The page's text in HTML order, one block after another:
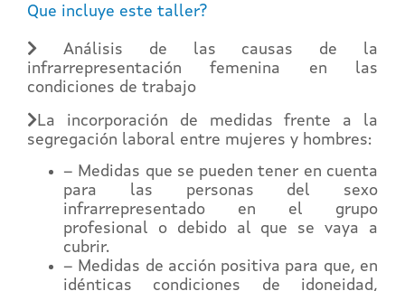
Que incluye este taller?
Análisis de las causas de la
infrarrepresentación femenina en las
condiciones de trabajo
La incorporación de medidas frente a la
segregación laboral entre mujeres y hombres:
– Medidas que se pueden tener en cuenta
para las personas del sexo
infrarrepresentado en el grupo
profesional o debido al que se vaya a
cubrir.
– Medidas de acción positiva para que, en
idénticas condiciones de idoneidad,